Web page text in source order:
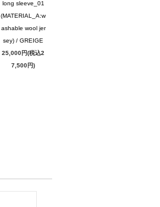
long sleeve_01
(MATERIAL_A:w
ashable wool jer
sey) / GREIGE
25,000円(税込2
7,500円)